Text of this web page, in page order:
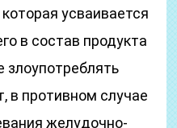
усваивается
в состав продукта
злоупотреблять
в противном случае
желудочно-